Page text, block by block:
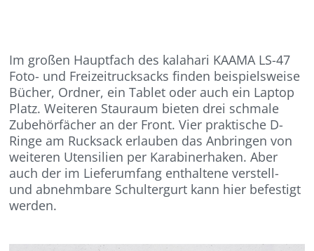
Im großen Hauptfach des kalahari KAAMA LS-47
Foto- und Freizeitrucksacks finden beispielsweise
Bücher, Ordner, ein Tablet oder auch ein Laptop
Platz. Weiteren Stauraum bieten drei schmale
Zubehörfächer an der Front. Vier praktische D-
Ringe am Rucksack erlauben das Anbringen von
weiteren Utensilien per Karabinerhaken. Aber
auch der im Lieferumfang enthaltene verstell-
und abnehmbare Schultergurt kann hier befestigt
werden.